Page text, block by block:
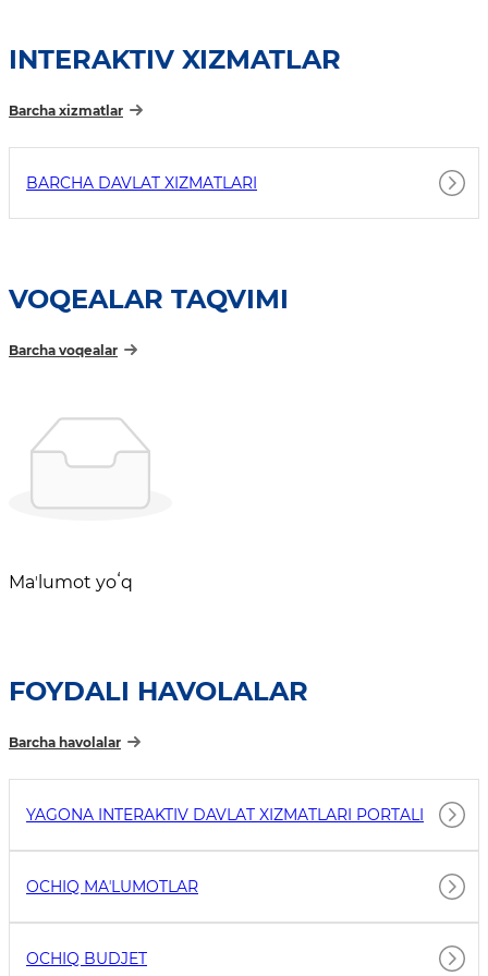
INTERAKTIV XIZMATLAR
Barcha xizmatlar
BARCHA DAVLAT XIZMATLARI
VOQEALAR TAQVIMI
Barcha voqealar
Maʼlumot yoʻq
FOYDALI HAVOLALAR
Barcha havolalar
YAGONA INTERAKTIV DAVLAT XIZMATLARI PORTALI
OCHIQ MAʼLUMOTLAR
OCHIQ BUDJET